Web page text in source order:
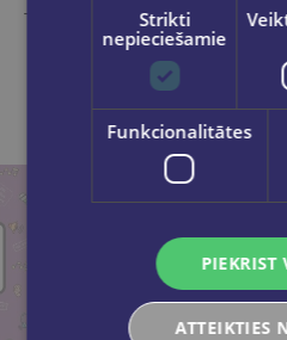
Take a look
Strikti
nepieciešamie
Funkcionalitātes
PIEKRIST
ATTEIKTIES